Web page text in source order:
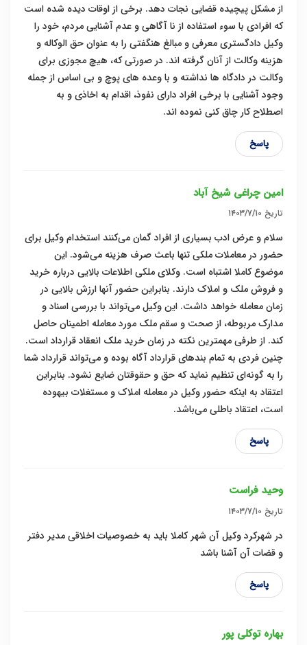
از مشکل پیچیده قضایی نجات دهد. برخی از اوقات دیده شده است
که افرادی با سوء استفاده از نا آگاهی و عدم آشنایی مردم، خود را
وکیل دادگستری معرفی و مبالغ هنگفتی را به عنوان حق الوکاله و
هزینه وکالت از آنان گرفته اند. در صورتی که، هیچ مجوزی برای
وکالت در دادگاه ها نداشته و با وعده های پوچ و بی اساس از جمله
وجود آشنایی با برخی افراد دارای نفوذ، اقدام به اخاذی و به
اصطلاح کار چاق کنی نموده اند.
پاسخ
امین چراغی شیخ آباد
تاریخ ۱۴۰۳/۷/۱۰
سلام و عرض ادب بسیاری از افراد گمان می‌کنند استخدام وکیل برای
حضور در معاملات ملکی تنها باعث صرف هزینه می‌شود. این
موضوع کاملا اشتباه است. وکلای ملکی اطلاعات بالایی درباره خرید
و فروش ملک و املاک دارند. بنابراین حضور آنها ارزش بالایی در
زمان معامله خواهد داشت. این وکیل می‌تواند با بررسی اسناد و
مدارک مربوطه، از صحت و سقم ملک مورد معامله اطمینان حاصل
کند. از طرفی مهمترین نکته در زمان خرید ملک انعقاد قرارداد است.
چنین فردی به تمام بندهای قرارداد آگاه بوده و می‌تواند قرارداد شما
را به گونه‌ای تنظیم نماید که حق و حقوقتان ضایع نشود. بنابراین
اعتقاد به اینکه حضور وکیل در معامله املاک و مستغلات بیهوده
است، اعتقاد باطلی می‌باشد.
پاسخ
وحید فراست
تاریخ ۱۴۰۳/۷/۱۰
در شهرکرد وکیل آن شهر کاملا باید به خصوصیات اخلاقی مدیر دفتر
و قضات آن آشنا باشد
پاسخ
بهاره توکلی پور